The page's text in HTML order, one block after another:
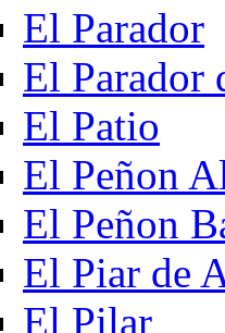
El Parador
El Parador
El Patio
El Peñon
El Peñon
El Piar de
El Pilar